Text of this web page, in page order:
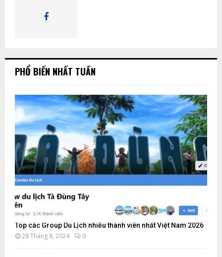
PHỔ BIẾN NHẤT TUẦN
Top các Group Du Lịch nhiều thành viên nhất Việt Nam 2026
28 Tháng 8, 2024 0